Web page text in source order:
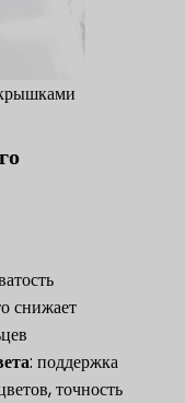
снижает
​: поддержка
точность